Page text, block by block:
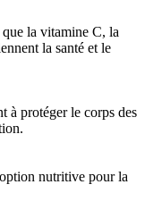
que la vitamine C, la
la santé et le
à protéger le corps des
nutritive pour la